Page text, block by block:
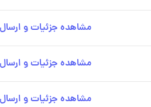
مشاهده جزئیات و
مشاهده جزئیات و
مشاهده جزئیات و